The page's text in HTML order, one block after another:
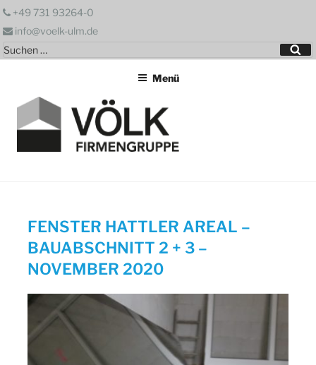
Zum
springen
+49 731 93264-0
info@voelk-ulm.de
Suchen
nach:
Menü
FENSTER HATTLER AREAL –
BAUABSCHNITT 2 + 3 –
NOVEMBER 2020